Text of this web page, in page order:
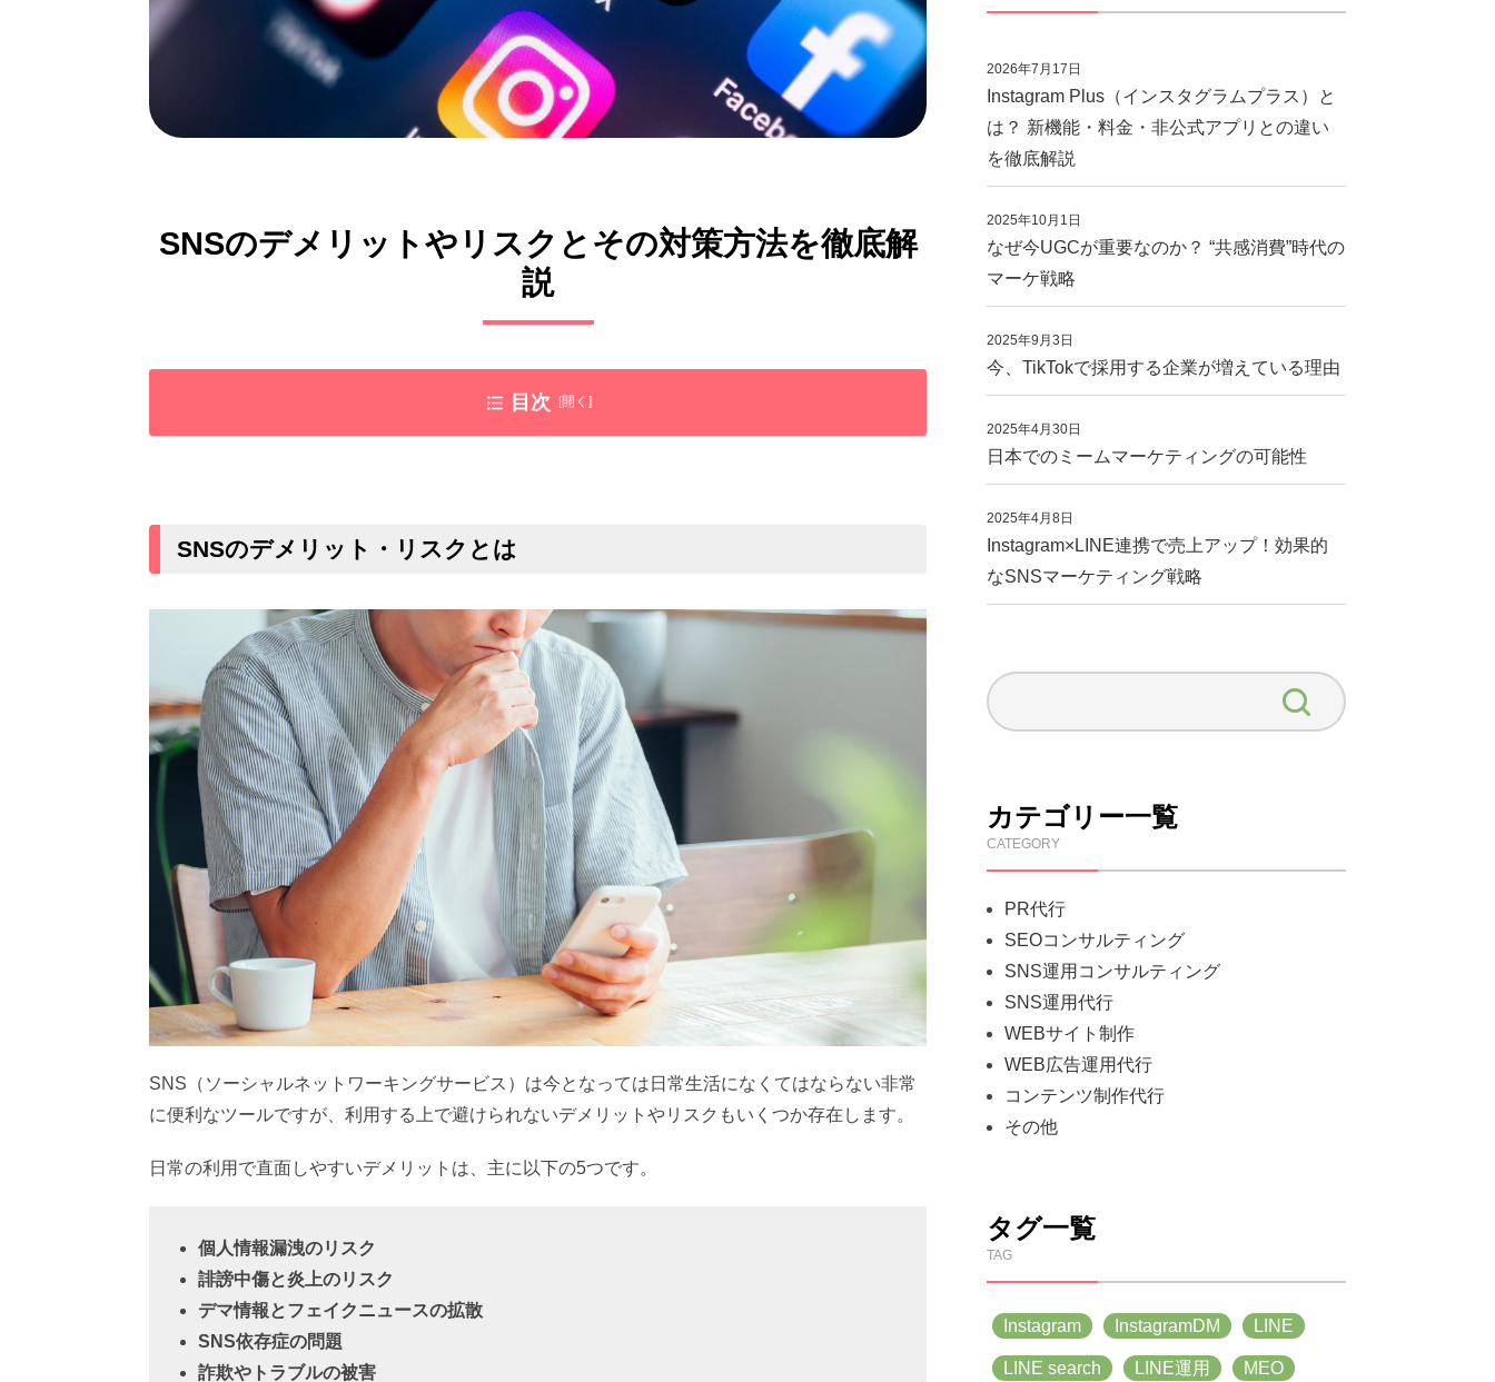
SNSのデメリットやリスクとその対策方法を徹底解
説
目次
SNS依存症の問題
詐欺やトラブルの被害
SNSのデメリットやリスクを回避するための対策
プライバシー設定の強化
情報の精査と信頼性の高い情報源
詐欺対策と安全な利用方法
セキュリティ対策
SNSの安全な利用方法
自己防衛の重要性
SNS利用時のマナーとルール
公式アカウントの活用
SNSのデメリット・リスクとは
SNS（ソーシャルネットワーキングサービス）は今となっては日常生活になくてはならない非常
に便利なツールですが、利用する上で避けられないデメリットやリスクもいくつか存在します。
日常の利用で直面しやすいデメリットは、主に以下の5つです。
個人情報漏洩のリスク
誹謗中傷と炎上のリスク
デマ情報とフェイクニュースの拡散
SNS依存症の問題
詐欺やトラブルの被害
2026年7月17日
Instagram Plus（インスタグラムプラス）と
は？ 新機能・料金・非公式アプリとの違い
を徹底解説
2025年10月1日
なぜ今UGCが重要なのか？ “共感消費”時代の
マーケ戦略
2025年9月3日
今、TikTokで採用する企業が増えている理由
2025年4月30日
日本でのミームマーケティングの可能性
2025年4月8日
Instagram×LINE連携で売上アップ！効果的
なSNSマーケティング戦略
カテゴリー一覧
CATEGORY
PR代行
SEOコンサルティング
SNS運用コンサルティング
SNS運用代行
WEBサイト制作
WEB広告運用代行
コンテンツ制作代行
その他
タグ一覧
TAG
Instagram InstagramDM LINE
LINE search LINE運用 MEO